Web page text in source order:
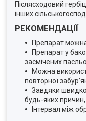
Післясходовий
інших
РЕКОМЕНДАЦІЇ
Препарат можна
Препарат у
засмічених
Можна
повторної
Завдяки
будь-яких
Інтервал між